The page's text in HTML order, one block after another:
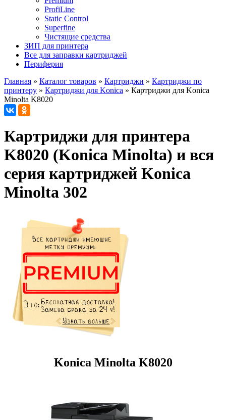
ProfiLine
Static Control
Superfine
Чистящие средства
ЗИП для принтера
Все для заправки картриджей
Периферия
Главная » Каталог товаров » Картриджи » Картриджи по
принтеру » Картриджи для Konica » Картриджи для Konica
Minolta K8020
Картриджи для принтера
K8020 (Konica Minolta) и вся
серия картриджей Konica
Minolta 302
Konica Minolta K8020